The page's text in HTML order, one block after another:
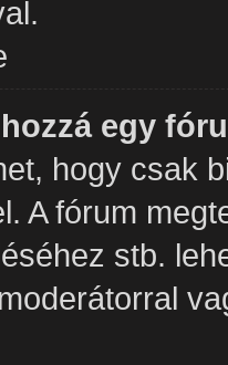
egy
hogy csak
A fórum
stb.